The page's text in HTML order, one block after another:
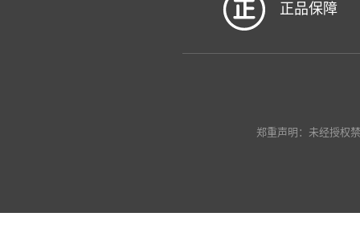
正品保障
郑重声明：未经授权